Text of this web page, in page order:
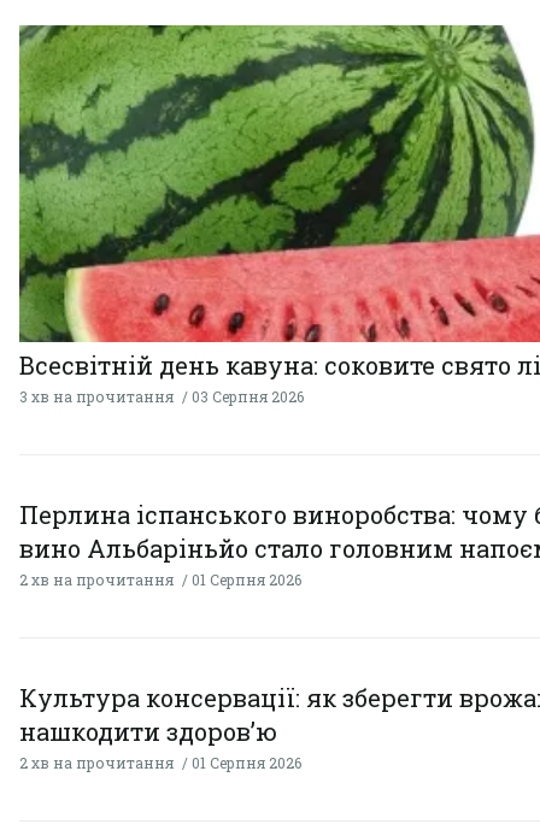
Всесвітній день кавуна: соковите свято
3 хв на прочитання 03 Серпня 2026
Перлина іспанського виноробства: чому
вино Альбаріньйо стало головним
2 хв на прочитання 01 Серпня 2026
Культура консервації: як зберегти
нашкодити здоров’ю
2 хв на прочитання 01 Серпня 2026